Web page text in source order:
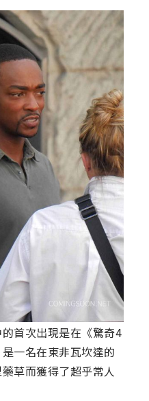
首次出現是在《驚奇4
一名在東非瓦坎達的
草而獲得了超乎常人